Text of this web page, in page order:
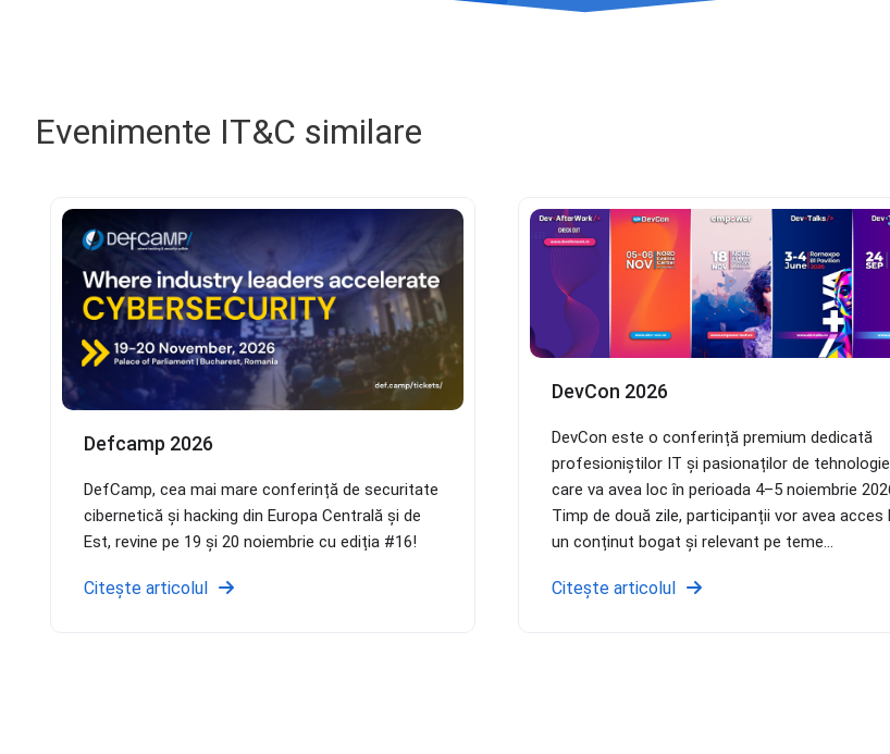
Evenimente IT&C similare
Defcamp 2026
DefCamp, cea mai mare conferință de securitate
cibernetică și hacking din Europa Centrală și de
Est, revine pe 19 și 20 noiembrie cu ediția #16!
Citește articolul
DevCon 2026
DevCon este o conferință premium dedicată
profesioniștilor IT și pasionaților de
care va avea loc în perioada 4–5 noiembrie
Timp de două zile, participanții vor avea acces
un conținut bogat și relevant pe teme...
Citește articolul